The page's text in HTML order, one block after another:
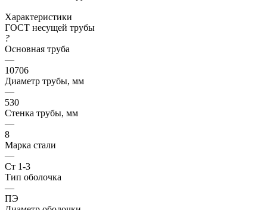
Характеристики
ГОСТ несущей трубы
?
Основная труба
—
10706
Диаметр трубы, мм
—
530
Стенка трубы, мм
—
8
Марка стали
—
Ст 1-3
Тип оболочка
—
ПЭ